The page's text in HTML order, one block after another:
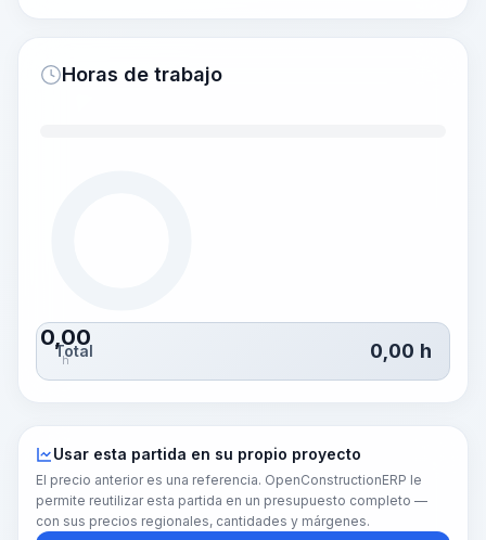
Horas de trabajo
0,00
h
Total 0,00 h
Usar esta partida en su propio proyecto
El precio anterior es una referencia. OpenConstructionERP le
permite reutilizar esta partida en un presupuesto completo —
con sus precios regionales, cantidades y márgenes.